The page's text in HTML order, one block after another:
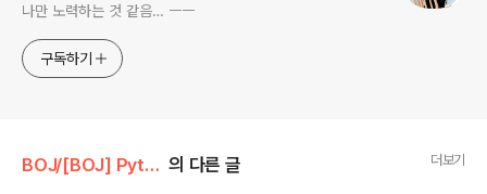
나만 노력하는 것 같음… ㅡㅡ
구독하기
BOJ/[BOJ] Python 의 다른 글 더보기